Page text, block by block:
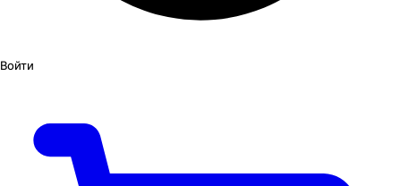
Войти